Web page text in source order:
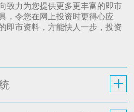
致力为您提供更多更丰富的即市
，令您在网上投资时更得心应
即市资料，方能快人一步，投资